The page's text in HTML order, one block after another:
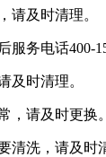
请及时清理。
务电话400-
及时清理。
，请及时更换。
清洗，请及时